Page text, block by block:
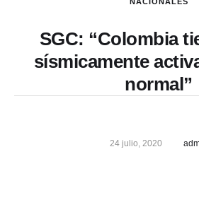
SGC: “Colombia
sísmicamente
normal”
24 julio, 2020